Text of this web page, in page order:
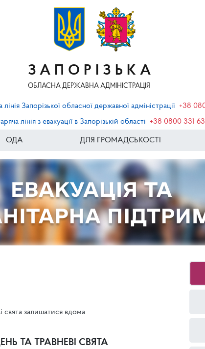
ЗАПОРІЗЬКА
ОБЛАСНА ДЕРЖАВНА АДМІНІСТРАЦІЯ
лінія Запорізької обласної державної адміністрації +38
лінія з евакуації в Запорізькій області
+38 0800 331
ОДА ДЛЯ ГРОМАДСЬКОСТІ
свята залишатися вдома
ТА ТРАВНЕВІ СВЯТА